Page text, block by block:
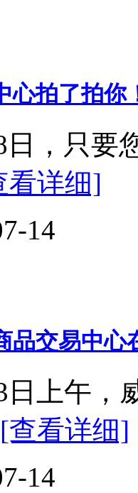
心拍了拍你
，只要
看详细]
14
品交易中
日上午，
[查看详细]
14